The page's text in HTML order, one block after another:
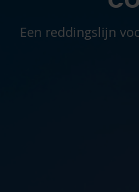
Een reddingslijn